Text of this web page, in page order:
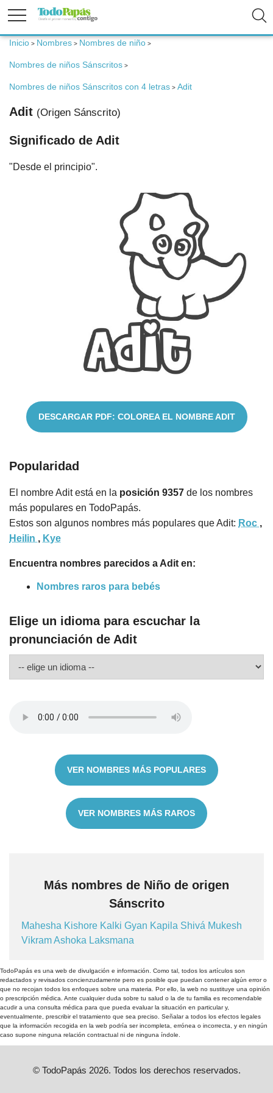
Fertilidad
Embarazo
Bebé
Inicio > Nombres > Nombres de niño >
Nombres de niños Sánscritos >
Nombres de niños Sánscritos con 4 letras > Adit
Adit (Origen Sánscrito)
Significado de Adit
"Desde el principio".
DESCARGAR PDF: COLOREA EL NOMBRE ADIT
Popularidad
El nombre Adit está en la posición 9357 de los nombres
más populares en TodoPapás.
Estos son algunos nombres más populares que Adit: Roc ,
Heilin , Kye
Encuentra nombres parecidos a Adit en:
Nombres raros para bebés
Elige un idioma para escuchar la
pronunciación de Adit
VER NOMBRES MÁS POPULARES
VER NOMBRES MÁS RAROS
Más nombres de Niño de origen
Sánscrito
Mahesha Kishore Kalki Gyan Kapila Shivá Mukesh
VikramAshoka Laksmana
TodoPapás es una web de divulgación e información. Como tal, todos los artículos son
redactados y revisados concienzudamente pero es posible que puedan contener algún error o
que no recojan todos los enfoques sobre una materia. Por ello, la web no sustituye una opinión
o prescripción médica. Ante cualquier duda sobre tu salud o la de tu familia es recomendable
acudir a una consulta médica para que pueda evaluar la situación en particular y,
eventualmente, prescribir el tratamiento que sea preciso. Señalar a todos los efectos legales
que la información recogida en la web podría ser incompleta, errónea o incorrecta, y en ningún
caso supone ninguna relación contractual ni de ninguna índole.
© TodoPapás 2026. Todos los derechos reservados.